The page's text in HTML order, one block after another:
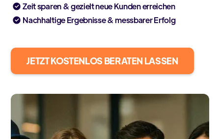
Zeit sparen & gezielt neue Kunden erreichen
Nachhaltige Ergebnisse & messbarer Erfolg
JETZT KOSTENLOS BERATEN LASSEN